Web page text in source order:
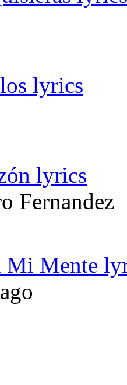
lyrics
lyrics
Fernandez
Mi Mente